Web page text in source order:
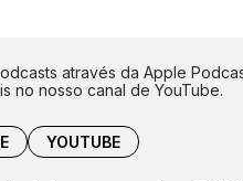
através da Apple
no nosso canal de YouTube.
YOUTUBE